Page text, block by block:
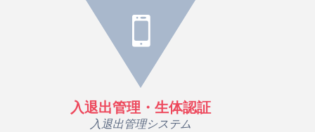
入退出管理・生体認証
入退出管理システム